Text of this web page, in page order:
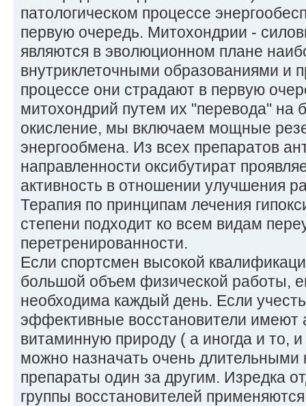
патологическом процессе
первую очередь. Митохондрии -
являются в эволюционном плане
внутриклеточными образованиями и
процессе они страдают в первую
митохондрий путем их "перевода" на
окисление, мы включаем мощные
энергообмена. Из всех препаратов
направленности оксибутират
активность в отношении улучшения
Терапия по принципам лечения
степени подходит ко всем видам
перетренированности.
Если спортсмен высокой
большой объем физической работы,
необходима каждый день. Если
эффективные восстановители имеют
витаминную природу ( а иногда и то,
можно назначать очень длительными
препараты один за другим. Изредка
группы восстановителей